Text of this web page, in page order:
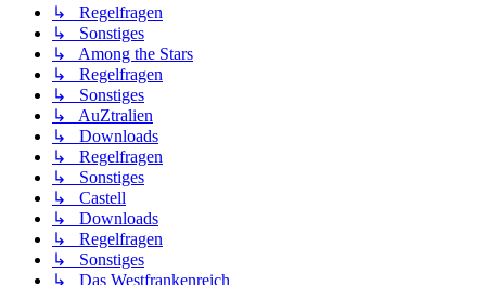
↳ Regelfragen
↳ Sonstiges
↳ Among the Stars
↳ Regelfragen
↳ Sonstiges
↳ AuZtralien
↳ Downloads
↳ Regelfragen
↳ Sonstiges
↳ Castell
↳ Downloads
↳ Regelfragen
↳ Sonstiges
↳ Das Westfrankenreich